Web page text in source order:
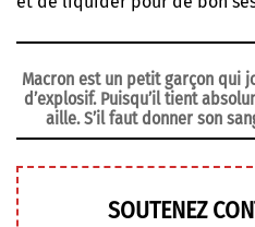
Macron est un petit garçon qui
d’explosif. Puisqu’il tient
aille. S’il faut donner son
SOUTENEZ